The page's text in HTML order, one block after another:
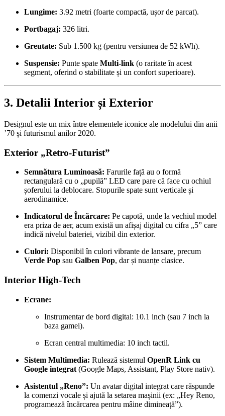
Lungime: 3.92 metri (foarte compactă, ușor de parcat).
Portbagaj: 326 litri.
Greutate: Sub 1.500 kg (pentru versiunea de 52 kWh).
Suspensie: Punte spate Multi-link (o raritate în acest
segment, oferind o stabilitate și un confort superioare).
3. Detalii Interior și Exterior
Designul este un mix între elementele iconice ale modelului din anii
’70 și futurismul anilor 2020.
Exterior „Retro-Futurist”
Semnătura Luminoasă: Farurile față au o formă
rectangulară cu o „pupilă” LED care pare că face cu ochiul
șoferului la deblocare. Stopurile spate sunt verticale și
aerodinamice.
Indicatorul de Încărcare: Pe capotă, unde la vechiul model
era priza de aer, acum există un afișaj digital cu cifra „5” care
indică nivelul bateriei, vizibil din exterior.
Culori: Disponibil în culori vibrante de lansare, precum
Verde Pop sau Galben Pop, dar și nuanțe clasice.
Interior High-Tech
Ecrane:
Instrumentar de bord digital: 10.1 inch (sau 7 inch la
baza gamei).
Ecran central multimedia: 10 inch tactil.
Sistem Multimedia: Rulează sistemul OpenR Link cu
Google integrat (Google Maps, Assistant, Play Store nativ).
Asistentul „Reno”: Un avatar digital integrat care răspunde
la comenzi vocale și ajută la setarea mașinii (ex: „Hey Reno,
programează încărcarea pentru mâine dimineață”).